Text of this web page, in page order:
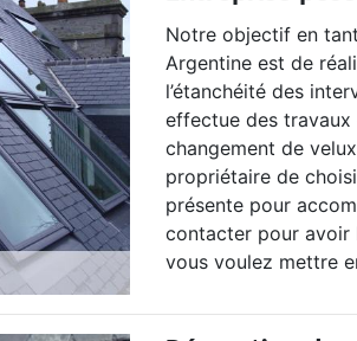
Notre objectif en
Argentine est de
l’étanchéité des
effectue des travaux
changement de
propriétaire de
présente pour
contacter pour avoir
vous voulez mettre